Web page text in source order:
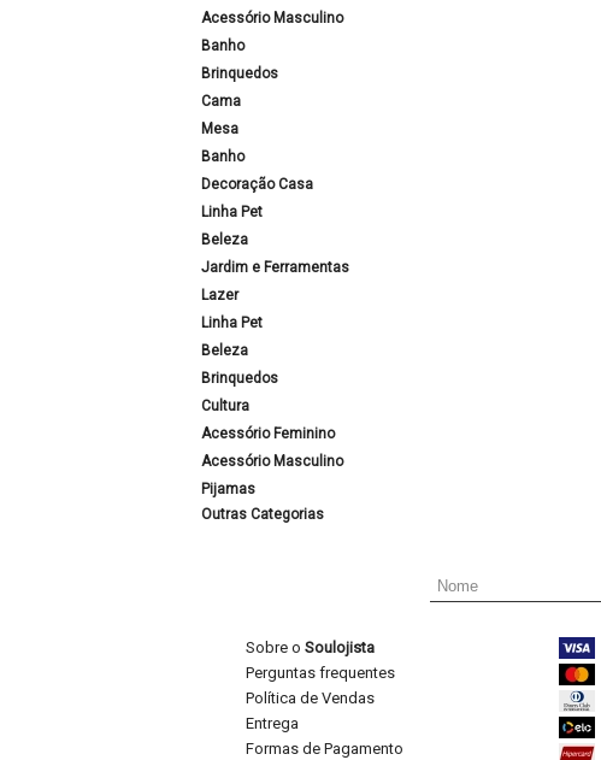
Acessório Masculino
Banho
Brinquedos
Cama
Mesa
Banho
Decoração Casa
Linha Pet
Beleza
Jardim e Ferramentas
Lazer
Linha Pet
Beleza
Brinquedos
Cultura
Acessório Feminino
Acessório Masculino
Pijamas
Outras Categorias
Sobre o Soulojista
Perguntas frequentes
Política de Vendas
Entrega
Formas de Pagamento